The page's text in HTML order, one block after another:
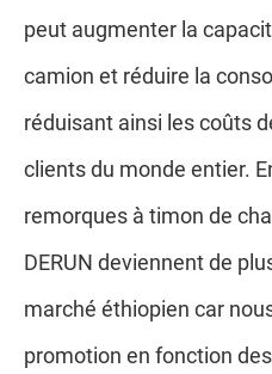
peut augmenter la
camion et réduire la
réduisant ainsi les coûts
clients du monde entier.
remorques à timon de
DERUN deviennent de
marché éthiopien car
promotion en fonction